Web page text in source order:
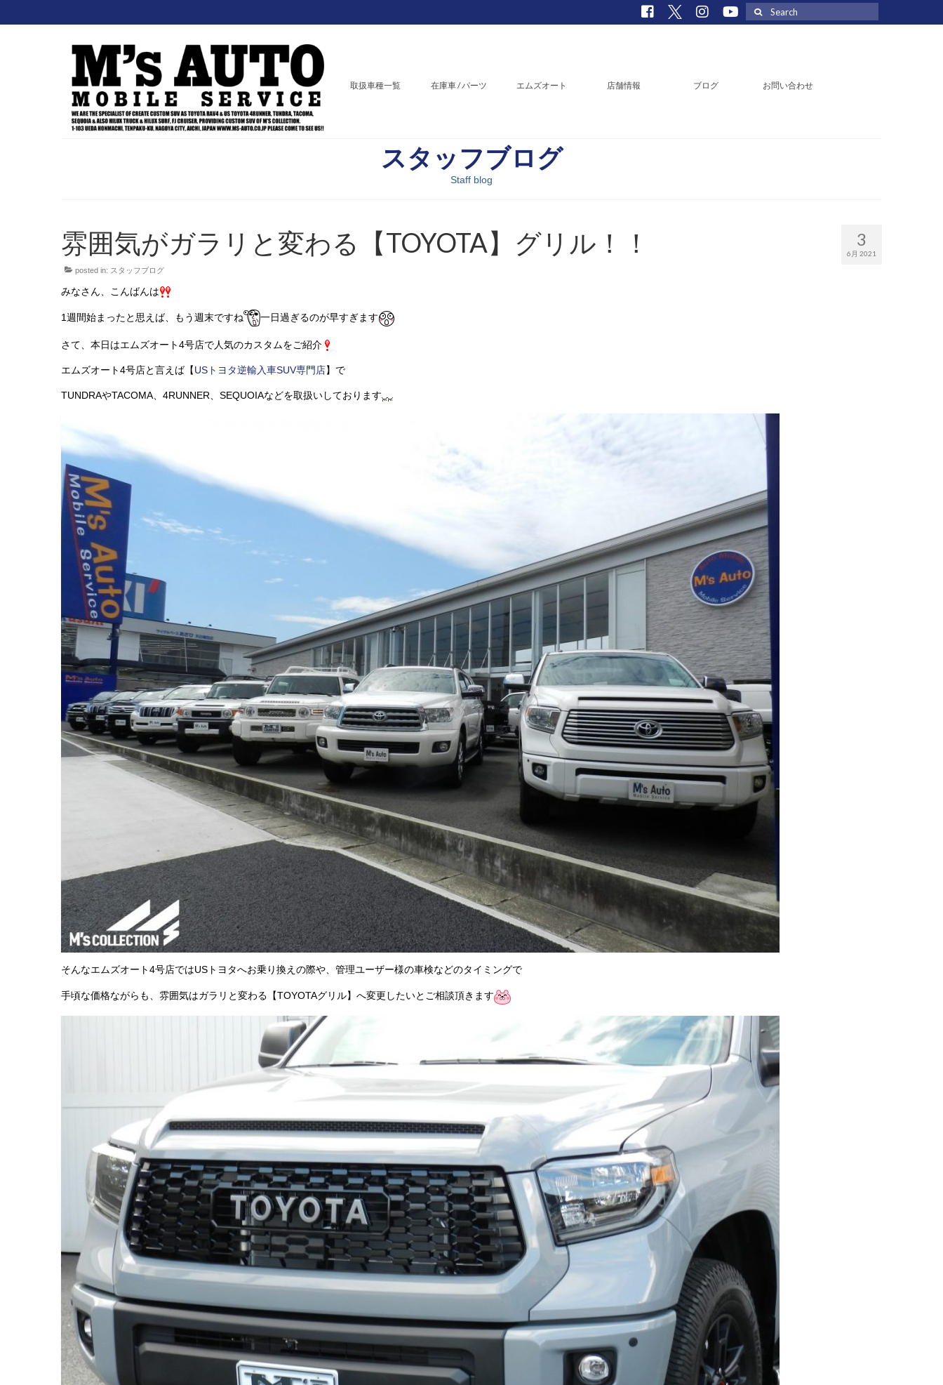
Search
for:
取扱車種一覧 在庫車 / パーツ エムズオート 店舗情報 ブログ お問い合わせ
スタッフブログ
Staff blog
3
6月 2021
雰囲気がガラリと変わる【TOYOTA】グリル！！
posted in: スタッフブログ
みなさん、こんばんは
1週間始まったと思えば、もう週末ですね 一日過ぎるのが早すぎます
さて、本日はエムズオート4号店で人気のカスタムをご紹介
エムズオート4号店と言えば【USトヨタ逆輸入車SUV専門店】で
TUNDRAやTACOMA、4RUNNER、SEQUOIAなどを取扱いしております
そんなエムズオート4号店ではUSトヨタへお乗り換えの際や、管理ユーザー様の車検などのタイミングで
手頃な価格ながらも、雰囲気はガラリと変わる【TOYOTAグリル】へ変更したいとご相談頂きます